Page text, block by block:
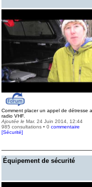
Comment placer un appel de détresse
radio VHF.
Ajoutée le Mar. 24 Juin 2014, 12:44
985 consultations • 0 commentaire
[Sécurité]
Équipement de sécurité